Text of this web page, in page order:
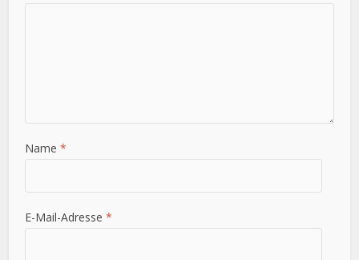
Name*
E-Mail-Adresse*